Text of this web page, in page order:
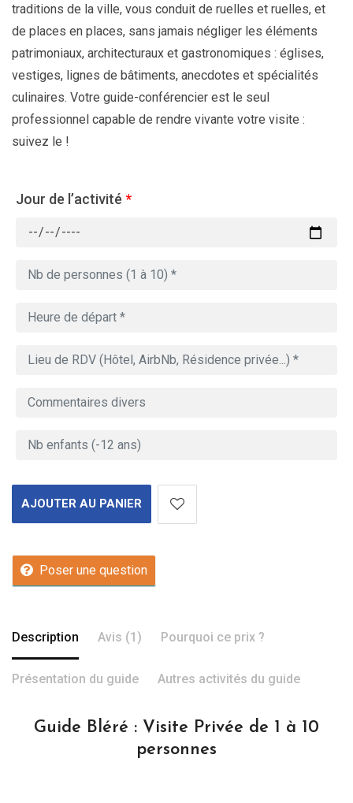
traditions de la ville, vous conduit de ruelles et ruelles, et
de places en places, sans jamais négliger les éléments
patrimoniaux, architecturaux et gastronomiques : églises,
vestiges, lignes de bâtiments, anecdotes et spécialités
culinaires. Votre guide-conférencier est le seul
professionnel capable de rendre vivante votre visite :
suivez le !
Jour de l’activité *
AJOUTER AU PANIER
Poser une question
Description Avis (1) Pourquoi ce prix ?
Présentation du guide Autres activités du guide
Guide Bléré : Visite Privée de 1 à 10
personnes